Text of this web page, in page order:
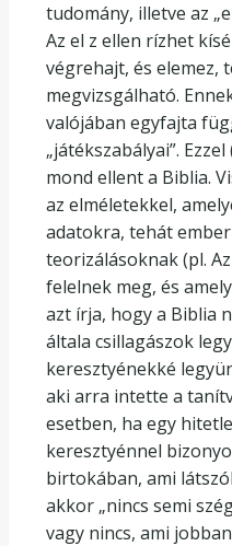
tudomány, illetve az
Az el z ellen rízhet
végrehajt, és elemez,
megvizsgálható.
valójában egyfajta
„játékszabályai”.
mond ellent a Biblia.
az elméletekkel,
adatokra, tehát
teorizálásoknak (pl.
felelnek meg, és
azt írja, hogy a Biblia
általa csillagászok
keresztyénekké
aki arra intette a
esetben, ha egy
keresztyénnel
birtokában, ami
akkor „nincs semi
vagy nincs, ami